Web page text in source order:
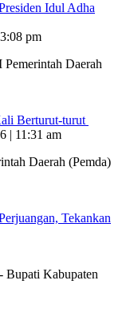
Idul Adha
pm
Daerah
Berturut-turut
| 11:31 am
Daerah (Pemda)
Tekankan
Kabupaten